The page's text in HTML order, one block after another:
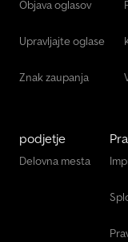
Objava oglasov
Upravljajte oglase
Znak zaupanja
podjetje
Delovna mesta